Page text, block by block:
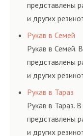
представлены
и других
и нормативам.
Рукав в Семей
Рукав в Семей.
представлены
и других
и нормативам.
Рукав в Тараз
Рукав в Тараз.
представлены
и других